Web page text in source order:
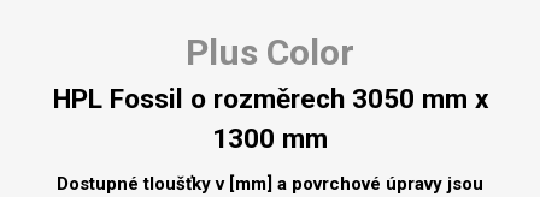
Plus Color
HPL Fossil o rozměrech 3050 mm x
1300 mm
Dostupné tloušťky v [mm] a povrchové úpravy jsou